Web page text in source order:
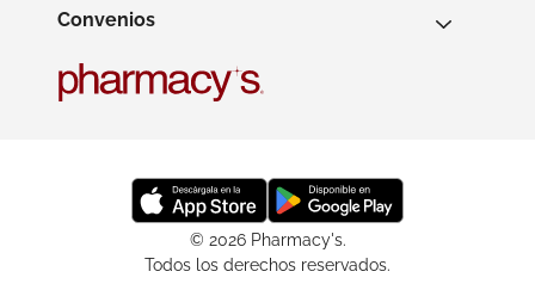
Convenios
© 2026 Pharmacy's.
Todos los derechos reservados.